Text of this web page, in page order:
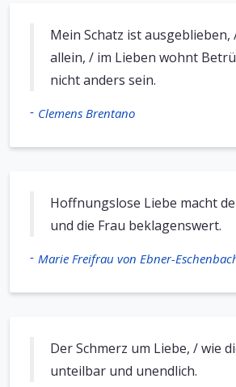
Mein Schatz ist ausgeblieben,
allein, / im Lieben wohnt
nicht anders sein.
- Clemens Brentano
Hoffnungslose Liebe macht
und die Frau beklagenswert.
- Marie Freifrau von Ebner-
Der Schmerz um Liebe, / wie
unteilbar und unendlich.